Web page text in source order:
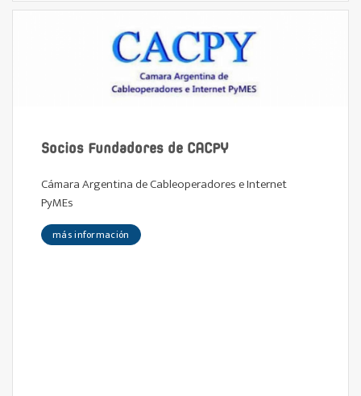
Socios Fundadores de CACPY
Cámara Argentina de Cableoperadores e Internet
PyMEs
más información